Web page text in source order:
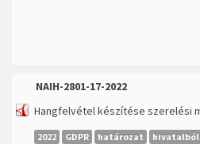
NAIH-2801-17-2022
Hangfelvétel készítése szerelési
2022 GDPR határozat